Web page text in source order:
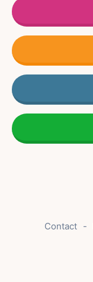
Contact